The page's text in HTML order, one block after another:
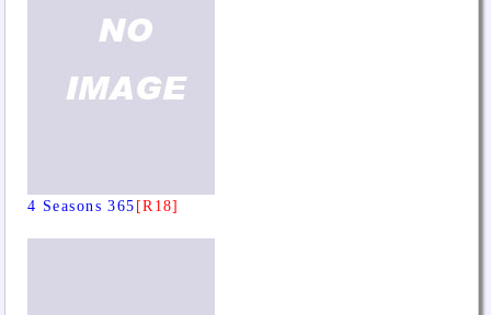
4 Seasons 365[R18]